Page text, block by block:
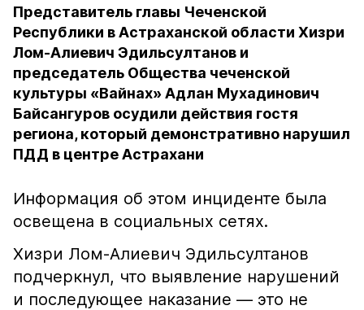
Представитель главы Чеченской
Республики в Астраханской области Хизри
Лом-Алиевич Эдильсултанов и
председатель Общества чеченской
культуры «Вайнах» Адлан Мухадинович
Байсангуров осудили действия гостя
региона, который демонстративно нарушил
ПДД в центре Астрахани
Информация об этом инциденте была
освещена в социальных сетях.
Хизри Лом-Алиевич Эдильсултанов
подчеркнул, что выявление нарушений
и последующее наказание — это не